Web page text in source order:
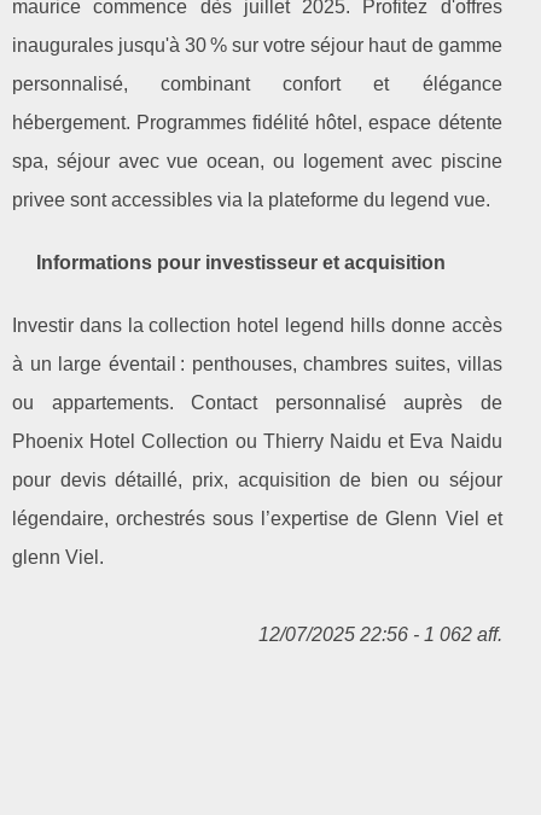
maurice commence dès juillet 2025. Profitez d'offres
inaugurales jusqu'à 30 % sur votre séjour haut de gamme
personnalisé, combinant confort et élégance
hébergement. Programmes fidélité hôtel, espace détente
spa, séjour avec vue ocean, ou logement avec piscine
privee sont accessibles via la plateforme du legend vue.
Informations pour investisseur et acquisition
Investir dans la collection hotel legend hills donne accès
à un large éventail : penthouses, chambres suites, villas
ou appartements. Contact personnalisé auprès de
Phoenix Hotel Collection ou Thierry Naidu et Eva Naidu
pour devis détaillé, prix, acquisition de bien ou séjour
légendaire, orchestrés sous l’expertise de Glenn Viel et
glenn Viel.
12/07/2025 22:56 - 1 062 aff.